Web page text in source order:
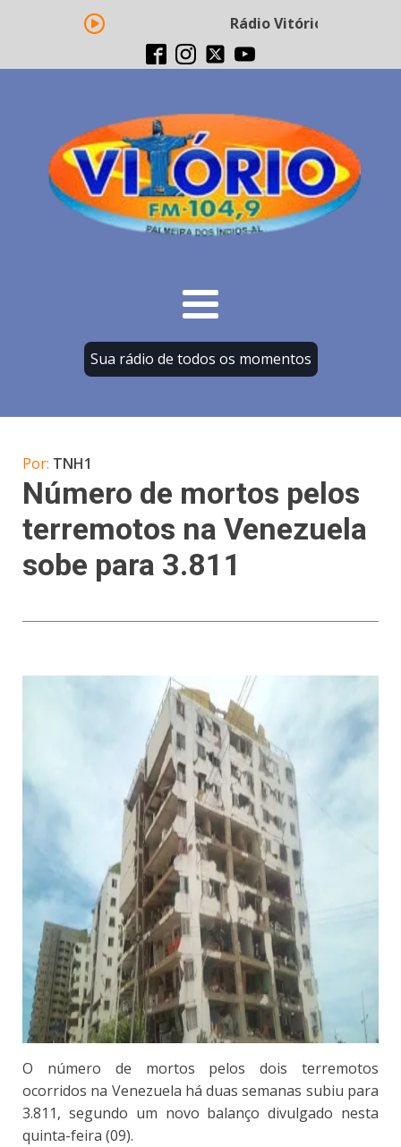
Rádio Vitório FM -
Sua rádio de todos os momentos
Por: TNH1
Número de mortos pelos
terremotos na Venezuela
sobe para 3.811
O número de mortos pelos dois terremotos
ocorridos na Venezuela há duas semanas subiu para
3.811, segundo um novo balanço divulgado nesta
quinta-feira (09).